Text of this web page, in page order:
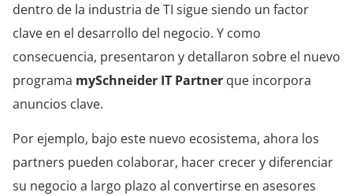
dentro de la industria de TI sigue siendo un factor
clave en el desarrollo del negocio. Y como
consecuencia, presentaron y detallaron sobre el nuevo
programa mySchneider IT Partner que incorpora
anuncios clave.
Por ejemplo, bajo este nuevo ecosistema, ahora los
partners pueden colaborar, hacer crecer y diferenciar
su negocio a largo plazo al convertirse en asesores